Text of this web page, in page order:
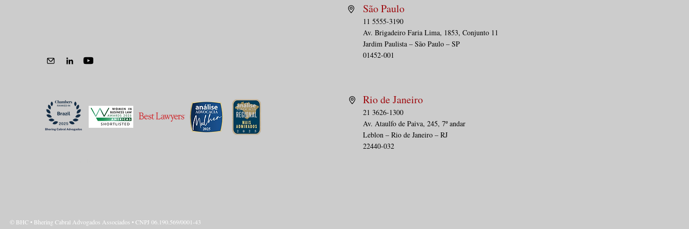
PÁGINA DA SAÚDE | Cartões
de desconto em saúde: o
desafio de regular sem
DEBATE JURÍDICO | TJ-SP
afasta aplicação de
São Paulo
11 5555-3190
Av. Brigadeiro Faria Lima, 1853, Conjunto 11
Jardim Paulista – São Paulo – SP
01452-001
Rio de Janeiro
21 3626-1300
Av. Ataulfo de Paiva, 245, 7º andar
Leblon – Rio de Janeiro – RJ
22440-032
© BHC • Bhering Cabral Advogados Associados • CNPJ 06.190.569/0001-43